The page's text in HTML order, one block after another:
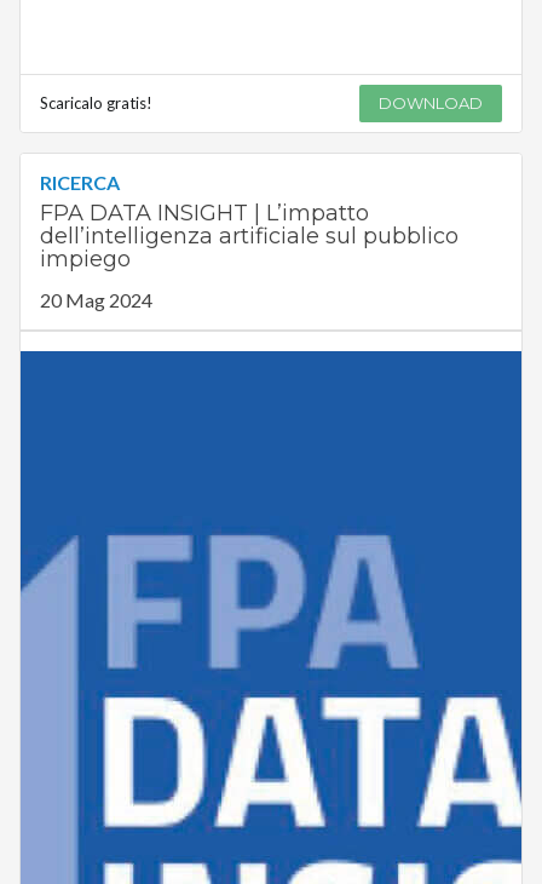
Scaricalo gratis! DOWNLOAD
RICERCA
FPA DATA INSIGHT | L’impatto
dell’intelligenza artificiale sul pubblico
impiego
20 Mag 2024